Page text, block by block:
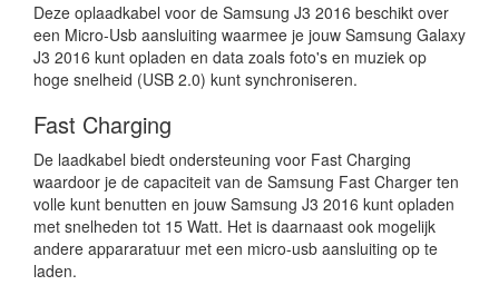
Deze oplaadkabel voor de Samsung J3 2016 beschikt over
een Micro-Usb aansluiting waarmee je jouw Samsung Galaxy
J3 2016 kunt opladen en data zoals foto's en muziek op
hoge snelheid (USB 2.0) kunt synchroniseren.
Fast Charging
De laadkabel biedt ondersteuning voor Fast Charging
waardoor je de capaciteit van de Samsung Fast Charger ten
volle kunt benutten en jouw Samsung J3 2016 kunt opladen
met snelheden tot 15 Watt. Het is daarnaast ook mogelijk
andere appararatuur met een micro-usb aansluiting op te
laden.